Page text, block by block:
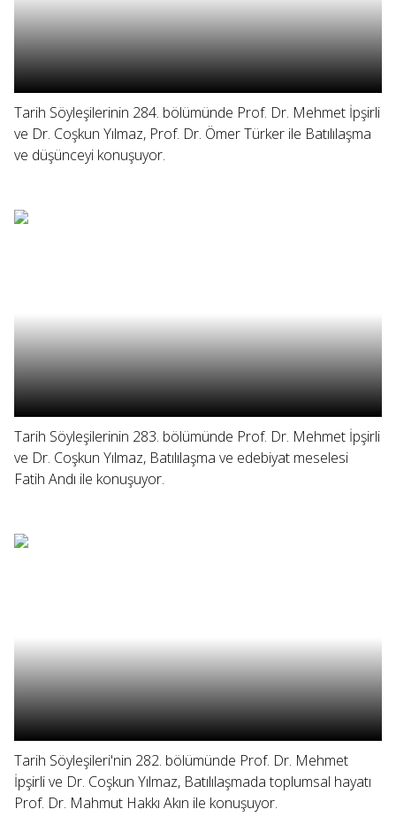
Tarih Söyleşilerinin 284. bölümünde Prof. Dr. Mehmet İpşirli
ve Dr. Coşkun Yılmaz, Prof. Dr. Ömer Türker ile Batılılaşma
ve düşünceyi konuşuyor.
Tarih Söyleşilerinin 283. bölümünde Prof. Dr. Mehmet İpşirli
ve Dr. Coşkun Yılmaz, Batılılaşma ve edebiyat meselesi
Fatih Andı ile konuşuyor.
Tarih Söyleşileri'nin 282. bölümünde Prof. Dr. Mehmet
İpşirli ve Dr. Coşkun Yılmaz, Batılılaşmada toplumsal hayatı
Prof. Dr. Mahmut Hakkı Akın ile konuşuyor.